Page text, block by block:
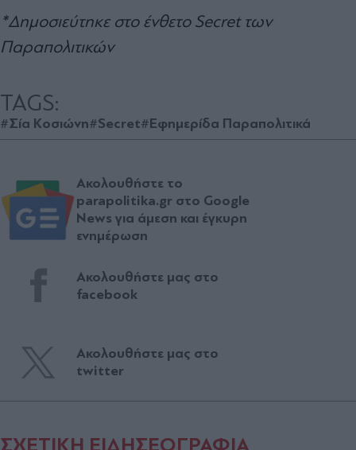
*Δημοσιεύτηκε στο ένθετο Secret των
Παραπολιτικών
TAGS:
#Σία Κοσιώνη#Secret#Εφημερίδα Παραπολιτικά
Ακολουθήστε το
parapolitika.gr στο Google
News για άμεση και έγκυρη
ενημέρωση
Ακολουθήστε μας στο
facebook
Ακολουθήστε μας στο
twitter
ΣΧΕΤΙΚΗ ΕΙΔΗΣΕΟΓΡΑΦΙΑ